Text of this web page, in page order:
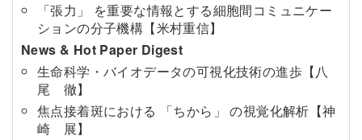
「張力」 を重要な情報とする細胞間コミュニケー
ションの分子機構【米村重信】
News & Hot Paper Digest
生命科学・バイオデータの可視化技術の進歩【八
尾 徹】
焦点接着斑における 「ちから」 の視覚化解析【神
崎 展】